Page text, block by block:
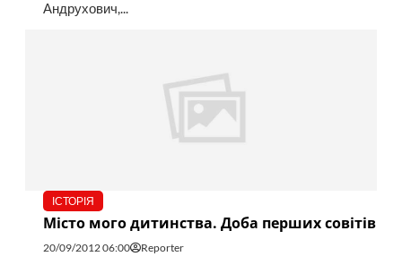
Андрухович,...
ІСТОРІЯ
Місто мого дитинства. Доба перших совітів
20/09/2012 06:00 Reporter